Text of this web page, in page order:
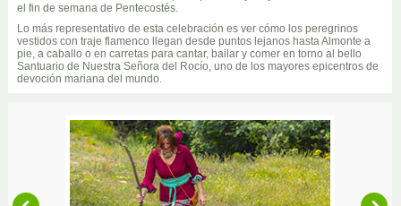
el fin de semana de Pentecostés.
Lo más representativo de esta celebración es ver cómo los peregrinos
vestidos con traje flamenco llegan desde puntos lejanos hasta Almonte a
pie, a caballo o en carretas para cantar, bailar y comer en torno al bello
Santuario de Nuestra Señora del Rocío, uno de los mayores epicentros de
devoción mariana del mundo.